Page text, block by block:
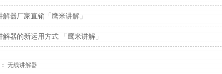
解器厂家直销「鹰米讲解」
解器的新运用方式 「鹰米讲解」
无线讲解器